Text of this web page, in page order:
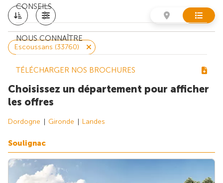
CONSEILS
NOUS CONNAÎTRE
TÉLÉCHARGER NOS BROCHURES
Escoussans (33760)
Choisissez un département pour afficher
les offres
Dordogne Gironde Landes
Soulignac